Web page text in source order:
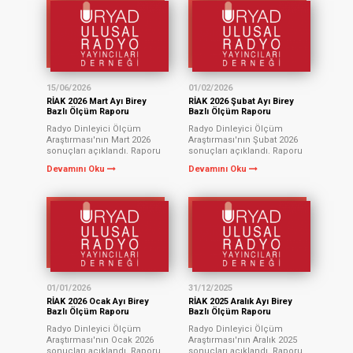
indirmek için tıklayınız.
Radyo Dinleyici
Dağılımlarına ait dosyayı
indirmek için tıklayınız.
indirmek için tıklayınız.
Radyo Dinleyici
Dağılımlarına ait dosyayı
indirmek için tıklayınız.
15/06/2026
RİAK 2026 Mart Ayı Birey
Bazlı Ölçüm Raporu
Radyo Dinleyici Ölçüm
Araştırması'nın Mart 2026
sonuçları açıklandı. Raporu
Mart 15 Dakikalık Erişimler
sonuçlarına ait dosyayı
indirmek için tıklayınız.
Radyo Dinleyici
Dağılımlarına ait dosyayı
indirmek için tıklayınız.
Devamını Oku
01/02/2026
RİAK 2026 Şubat Ayı Birey
Bazlı Ölçüm Raporu
Radyo Dinleyici Ölçüm
Araştırması'nın Şubat 2026
sonuçları açıklandı. Raporu
Şubat 15 Dakikalık Erişimler
sonuçlarına ait dosyayı
indirmek için tıklayınız.
Radyo Dinleyici
Dağılımlarına ait dosyayı
indirmek için tıklayınız.
Instar Analytics programına
Kanal eklemek için
belgedeki adımları
uygulayınız. tıklayınız
Devamını Oku
01/01/2026
RİAK 2026 Ocak Ayı Birey
Bazlı Ölçüm Raporu
Radyo Dinleyici Ölçüm
Araştırması'nın Ocak 2026
31/12/2025
RİAK 2025 Aralık Ayı Birey
Bazlı Ölçüm Raporu
Radyo Dinleyici Ölçüm
Araştırması'nın Aralık 2025